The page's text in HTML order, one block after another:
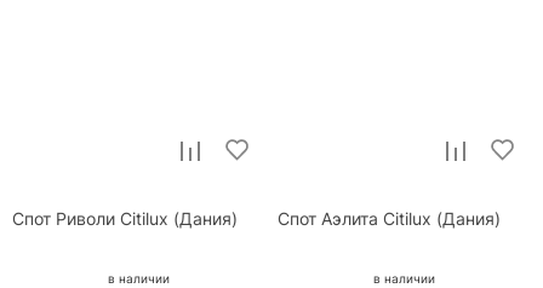
Спот Риволи Citilux (Дания)
в наличии
Спот Аэлита Citilux (Дания)
в наличии